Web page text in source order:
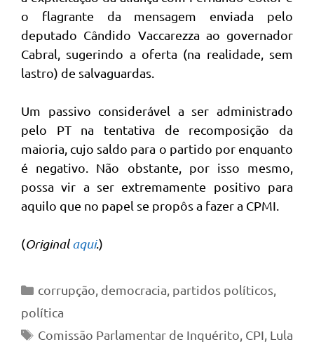
o flagrante da mensagem enviada pelo
deputado Cândido Vaccarezza ao governador
Cabral, sugerindo a oferta (na realidade, sem
lastro) de salvaguardas.
Um passivo considerável a ser administrado
pelo PT na tentativa de recomposição da
maioria, cujo saldo para o partido por enquanto
é negativo. Não obstante, por isso mesmo,
possa vir a ser extremamente positivo para
aquilo que no papel se propôs a fazer a CPMI.
(Originalaqui.)
Categorias
corrupção democracia partidos políticos,
política
Tags
Comissão Parlamentar de Inquérito CPI Lula